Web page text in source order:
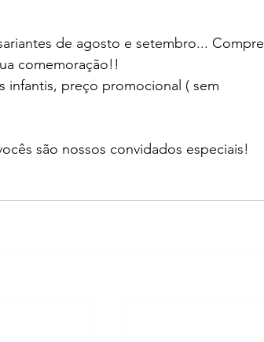
de agosto e setembro... Compre
comemoração!!
infantis, preço promocional ( sem
são nossos convidados especiais!